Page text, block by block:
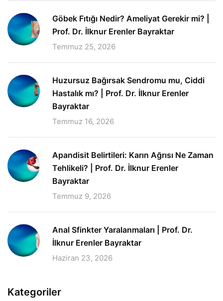
Göbek Fıtığı Nedir? Ameliyat Gerekir mi? |
Prof. Dr. İlknur Erenler Bayraktar
Temmuz 25, 2026
Huzursuz Bağırsak Sendromu mu, Ciddi
Hastalık mı? | Prof. Dr. İlknur Erenler
Bayraktar
Temmuz 16, 2026
Apandisit Belirtileri: Karın Ağrısı Ne Zaman
Tehlikeli? | Prof. Dr. İlknur Erenler
Bayraktar
Temmuz 9, 2026
Anal Sfinkter Yaralanmaları | Prof. Dr.
İlknur Erenler Bayraktar
Haziran 23, 2026
Kategoriler